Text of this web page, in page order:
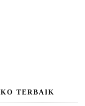
TERBAIK